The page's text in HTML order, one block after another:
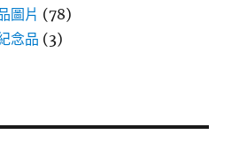
圖片 (78)
念品 (3)